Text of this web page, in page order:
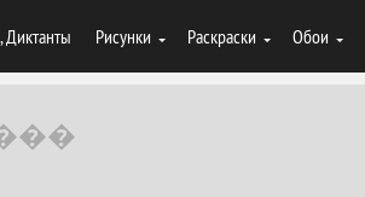
Диктанты Рисунки Раскраски Обои